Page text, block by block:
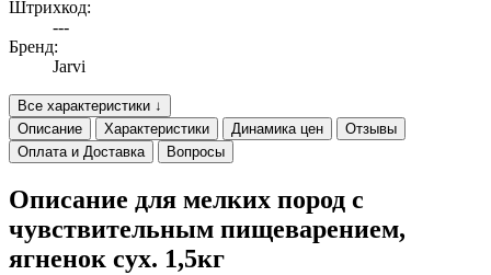
Штрихкод:
---
Бренд:
Jarvi
Все характеристики ↓
Описание
Характеристики Динамика цен
Отзывы
Оплата и Доставка
Вопросы
Описание для мелких пород с
чувствительным пищеварением,
ягненок сух. 1,5кг